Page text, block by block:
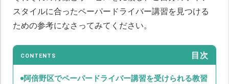
スタイルに合ったペーパードライバー講習を見つける
ための参考になさってみてください。
CONTENTS 目次
阿倍野区でペーパードライバー講習を受けられる教習